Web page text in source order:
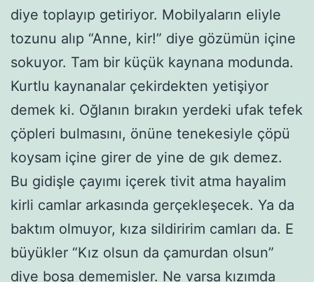
diye toplayıp getiriyor. Mobilyaların eliyle
tozunu alıp “Anne, kir!” diye gözümün içine
sokuyor. Tam bir küçük kaynana modunda.
Kurtlu kaynanalar çekirdekten yetişiyor
demek ki. Oğlanın bırakın yerdeki ufak tefek
çöpleri bulmasını, önüne tenekesiyle çöpü
koysam içine girer de yine de gık demez.
Bu gidişle çayımı içerek tivit atma hayalim
kirli camlar arkasında gerçekleşecek. Ya da
baktım olmuyor, kıza sildiririm camları da. E
büyükler “Kız olsun da çamurdan olsun”
diye boşa dememişler. Ne varsa kızımda